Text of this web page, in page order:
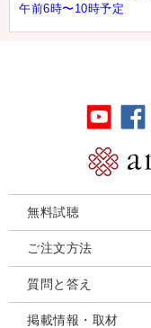
午前6時〜10時予定
無料試聴
ご注文方法
質問と答え
掲載情報・取材